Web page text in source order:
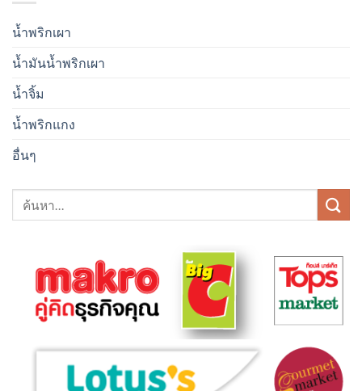
น้ำพริกเผา
น้ำมันน้ำพริกเผา
น้ำจิ้ม
น้ำพริกแกง
อื่นๆ
ค้นหา: